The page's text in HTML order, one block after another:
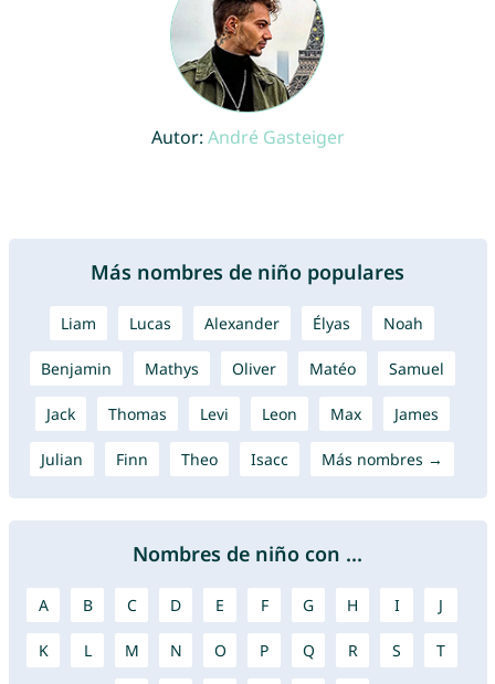
Autor: André Gasteiger
Más nombres de niño populares
Liam Lucas Alexander Élyas Noah
Benjamin Mathys Oliver Matéo Samuel
Jack Thomas Levi Leon Max James
Julian Finn Theo Isacc Más nombres →
Nombres de niño con ...
A B C D E F G H I J
K L M N O P Q R S T